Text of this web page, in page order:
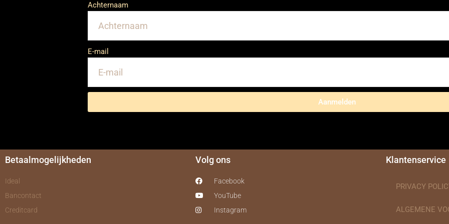
Achternaam
E-mail
Aanmelden
Betaalmogelijkheden
Ideal
Bancontact
Creditcard
Volg ons
Facebook
YouTube
Instagram
Klantenservice
PRIVACY
ALGEMENE